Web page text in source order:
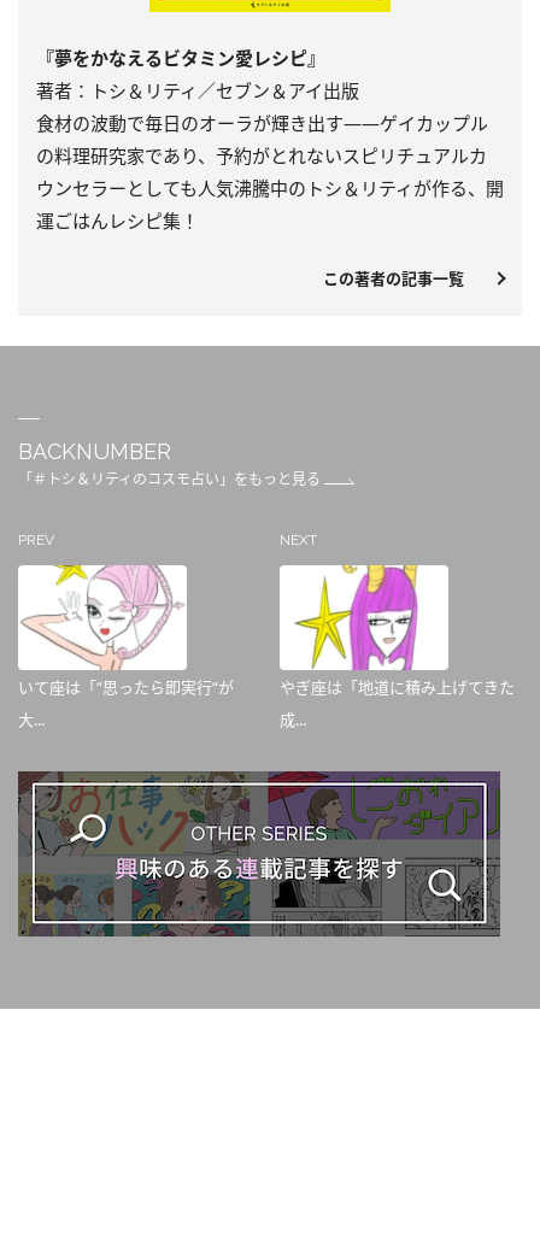
『夢をかなえるビタミン愛レシピ』
著者：トシ＆リティ／セブン＆アイ出版
食材の波動で毎日のオーラが輝き出す――ゲイカップル
の料理研究家であり、予約がとれないスピリチュアルカ
ウンセラーとしても人気沸騰中のトシ＆リティが作る、開
運ごはんレシピ集！
この著者の記事一覧
BACKNUMBER
「＃トシ＆リティのコスモ占い」をもっと見る
PREV
いて座は「“思ったら即実行“が
大...
NEXT
やぎ座は「地道に積み上げてきた
成...